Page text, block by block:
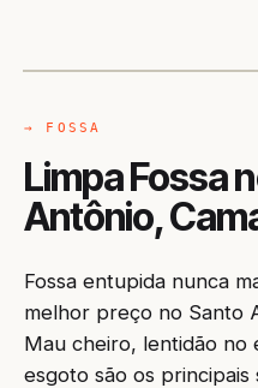
→ FOSSA
Limpa Fossa
Antônio,
Fossa entupida nunca
melhor preço no Santo
Mau cheiro, lentidão no
esgoto são os principais